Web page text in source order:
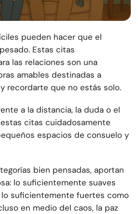
pueden hacer que el
Estas citas
las relaciones son una
amables destinadas a
recordarte que no estás solo.
a la distancia, la duda o el
citas cuidadosamente
espacios de consuelo y
bien pensadas, aportan
lo suficientemente suaves
lo suficientemente fuertes como
en medio del caos, la paz